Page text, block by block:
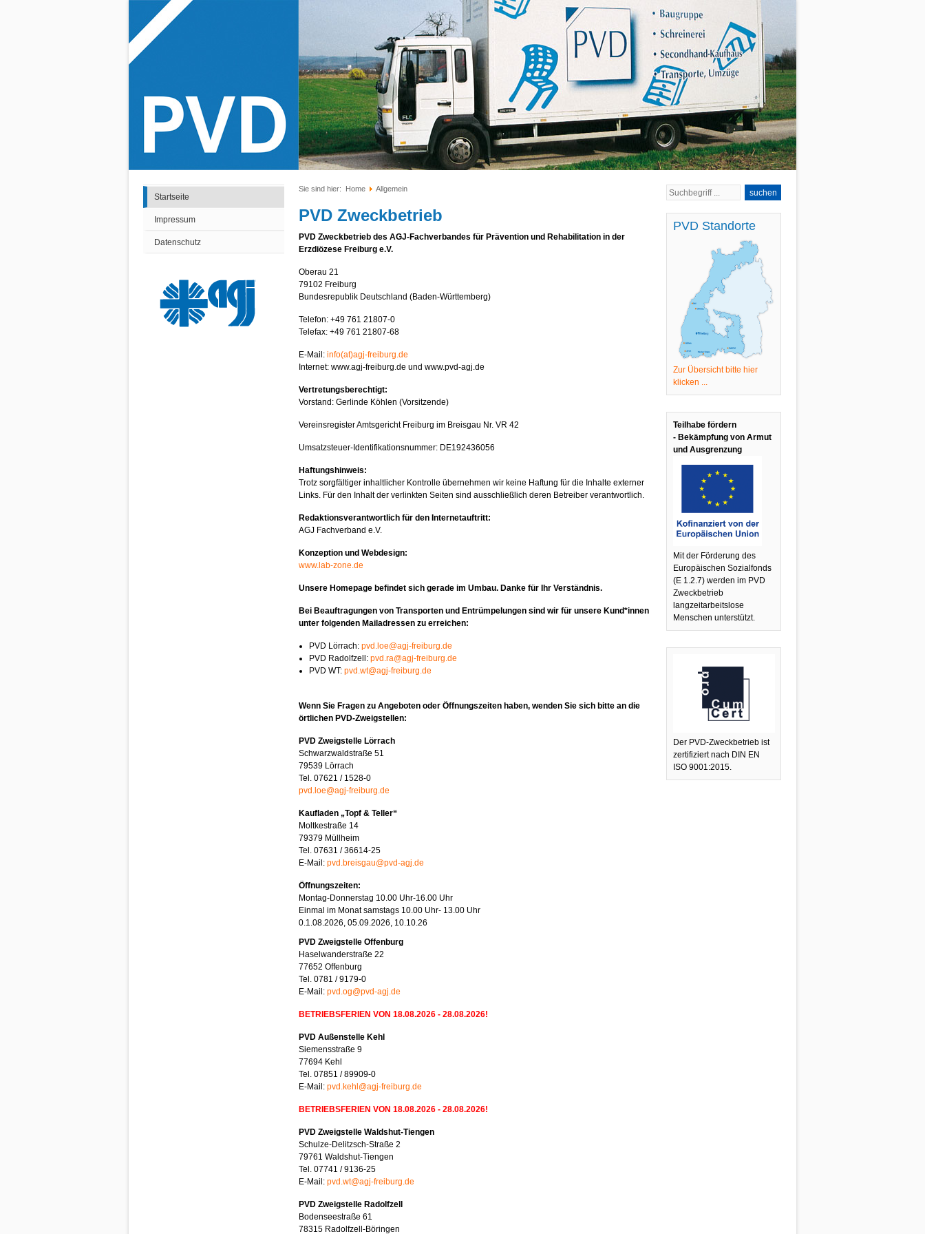
Startseite
Impressum
Datenschutz
Sie sind hier: Home Allgemein
PVD Zweckbetrieb
PVD Zweckbetrieb des AGJ-Fachverbandes für Prävention und Rehabilitation in der
Erzdiözese Freiburg e.V.
Oberau 21
79102 Freiburg
Bundesrepublik Deutschland (Baden-Württemberg)
Telefon: +49 761 21807-0
Telefax: +49 761 21807-68
E-Mail: info(at)agj-freiburg.de
Internet: www.agj-freiburg.de und www.pvd-agj.de
Vertretungsberechtigt:
Vorstand: Gerlinde Köhlen (Vorsitzende)
Vereinsregister Amtsgericht Freiburg im Breisgau Nr. VR 42
Umsatzsteuer-Identifikationsnummer: DE192436056
Haftungshinweis:
Trotz sorgfältiger inhaltlicher Kontrolle übernehmen wir keine Haftung für die Inhalte externer
Links. Für den Inhalt der verlinkten Seiten sind ausschließlich deren Betreiber verantwortlich.
Redaktionsverantwortlich für den Internetauftritt:
AGJ Fachverband e.V.
Konzeption und Webdesign:
www.lab-zone.de
Unsere Homepage befindet sich gerade im Umbau. Danke für Ihr Verständnis.
Bei Beauftragungen von Transporten und Entrümpelungen sind wir für unsere Kund*innen
unter folgenden Mailadressen zu erreichen:
PVD Lörrach: pvd.loe@agj-freiburg.de
PVD Radolfzell: pvd.ra@agj-freiburg.de
PVD WT: pvd.wt@agj-freiburg.de
Wenn Sie Fragen zu Angeboten oder Öffnungszeiten haben, wenden Sie sich bitte an die
örtlichen PVD-Zweigstellen:
PVD Zweigstelle Lörrach
Schwarzwaldstraße 51
79539 Lörrach
Tel. 07621 / 1528-0
pvd.loe@agj-freiburg.de
Kaufladen „Topf & Teller“
Moltkestraße 14
79379 Müllheim
Tel. 07631 / 36614-25
E-Mail: pvd.breisgau@pvd-agj.de
Öffnungszeiten:
Montag-Donnerstag 10.00 Uhr-16.00 Uhr
Einmal im Monat samstags 10.00 Uhr- 13.00 Uhr
0.1.08.2026, 05.09.2026, 10.10.26
PVD Zweigstelle Offenburg
Haselwanderstraße 22
77652 Offenburg
Tel. 0781 / 9179-0
E-Mail: pvd.og@pvd-agj.de
BETRIEBSFERIEN VON 18.08.2026 - 28.08.2026!
PVD Außenstelle Kehl
Siemensstraße 9
77694 Kehl
Tel. 07851 / 89909-0
E-Mail: pvd.kehl@agj-freiburg.de
BETRIEBSFERIEN VON 18.08.2026 - 28.08.2026!
PVD Zweigstelle Waldshut-Tiengen
Schulze-Delitzsch-Straße 2
79761 Waldshut-Tiengen
Tel. 07741 / 9136-25
E-Mail: pvd.wt@agj-freiburg.de
PVD Zweigstelle Radolfzell
Bodenseestraße 61
78315 Radolfzell-Böringen
suchen
PVD Standorte
Zur Übersicht bitte hier
klicken ...
Teilhabe fördern
- Bekämpfung von Armut
und Ausgrenzung
Mit der Förderung des
Europäischen Sozialfonds
(E 1.2.7) werden im PVD
Zweckbetrieb
langzeitarbeitslose
Menschen unterstützt.
Der PVD-Zweckbetrieb ist
zertifiziert nach DIN EN
ISO 9001:2015.